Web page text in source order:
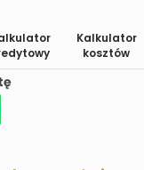
Kalkulator
kosztów